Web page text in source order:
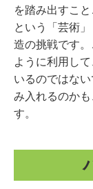
を踏み出すこ
という「芸術
造の挑戦です
ように利用し
いるのではな
み入れるのか
す。